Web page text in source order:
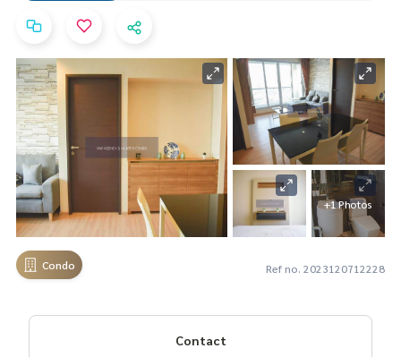
+1 Photos
Condo Ref no. 2023120712228
Contact